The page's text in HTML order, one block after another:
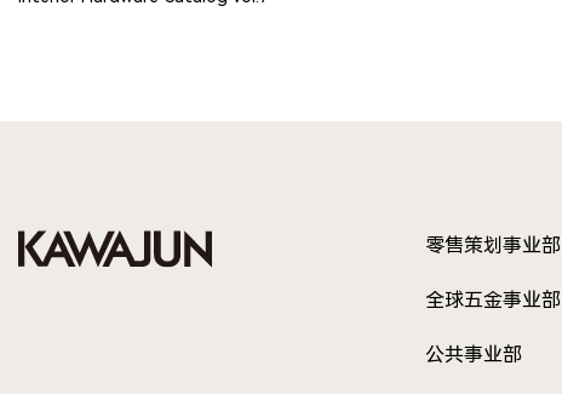
零售策划事业部
全球五金事业部
公共事业部